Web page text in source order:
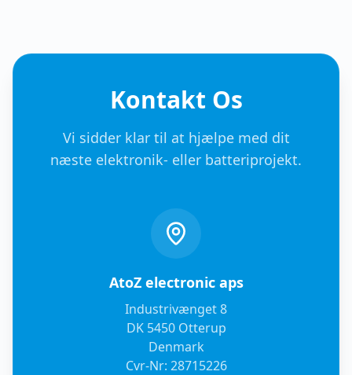
Kontakt Os
Vi sidder klar til at hjælpe med dit
næste elektronik- eller batteriprojekt.
AtoZ electronic aps
Industrivænget 8
DK 5450 Otterup
Denmark
Cvr-Nr: 28715226